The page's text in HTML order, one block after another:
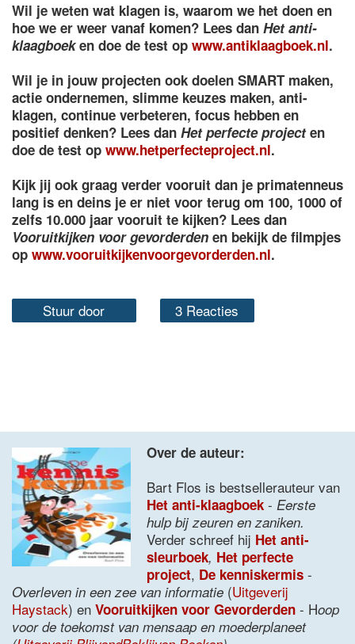
Wil je weten wat klagen is, waarom we het doen en
hoe we er weer vanaf komen? Lees dan Het anti-
klaagboeken doe de test op www.antiklaagboek.nl.
Wil je in jouw projecten ook doelen SMART maken,
actie ondernemen, slimme keuzes maken, anti-
klagen, continue verbeteren, focus hebben en
positief denken? Lees dan Het perfecte projecten
doe de test op www.hetperfecteproject.nl.
Kijk jij ook graag verder vooruit dan je primatenneus
lang is en deins je er niet voor terug om 100, 1000 of
zelfs 10.000 jaar vooruit te kijken? Lees dan
Vooruitkijken voor gevorderden en bekijk de filmpjes
op www.vooruitkijkenvoorgevorderden.nl.
Stuur door 3 Reacties
Over de auteur:
Bart Flos is bestsellerauteur van
Het anti-klaagboek - Eerste
hulp bij zeuren en zaniken.
Verder schreef hij Het anti-
sleurboek, Het perfecte
project, De kenniskermis -
Overleven in een zee van informatie (Uitgeverij
Haystack) en Vooruitkijken voor Gevorderden - Hoop
voor de toekomst van mensaap en moederplaneet